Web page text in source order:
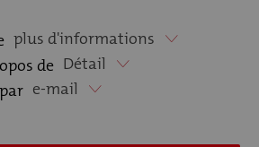
plus d'informations
de Détail
par e-mail